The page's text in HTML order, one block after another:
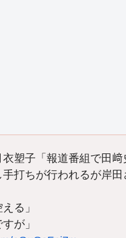
衣塑子「報道番組で田
打ちが行われるが岸
る」
が」